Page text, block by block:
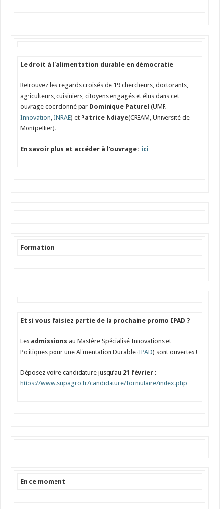
Le droit à l’alimentation durable en démocratie
Retrouvez les regards croisés de 19 chercheurs, doctorants,
agriculteurs, cuisiniers, citoyens engagés et élus dans cet
ouvrage coordonné par Dominique Paturel(UMR
Innovation,INRAE) et Patrice Ndiaye(CREAM, Université de
Montpellier).
En savoir plus et accéder à l’ouvrage : ici
Formation
Et si vous faisiez partie de la prochaine promo IPAD ?
Les admissions au Mastère Spécialisé Innovations et
Politiques pour une Alimentation Durable (IPAD) sont ouvertes !
Déposez votre candidature jusqu’au 21 février :
https://www.supagro.fr/candidature/formulaire/index.php
En ce moment